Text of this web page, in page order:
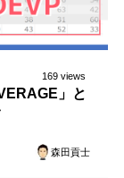
169 views
」と
森田貢士